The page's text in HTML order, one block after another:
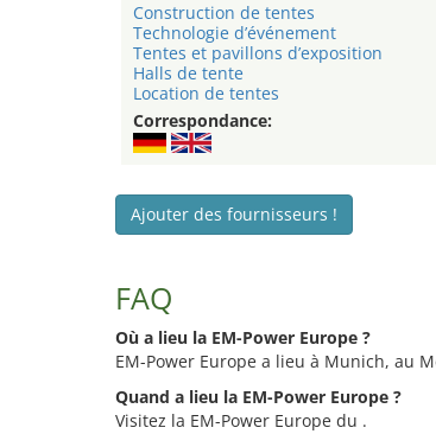
Construction de tentes
Technologie d’événement
Tentes et pavillons d’exposition
Halls de tente
Location de tentes
Correspondance:
Ajouter des fournisseurs !
FAQ
Où a lieu la EM-Power Europe ?
EM-Power Europe a lieu à Munich, au
Quand a lieu la EM-Power Europe ?
Visitez la EM-Power Europe du .